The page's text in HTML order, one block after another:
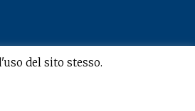
del sito stesso.